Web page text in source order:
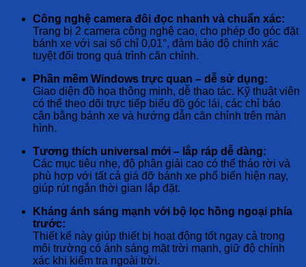
Công nghệ camera đôi đọc nhanh và chuẩn xác:
Trang bị 2 camera công nghệ cao, cho phép đo góc đặt
bánh xe với sai số chỉ 0,01°, đảm bảo độ chính xác
tuyệt đối trong quá trình căn chỉnh.
Phần mềm Windows trực quan – dễ sử dụng:
Giao diện đồ họa thông minh, dễ thao tác. Kỹ thuật viên
có thể theo dõi trực tiếp biểu đồ góc lái, các chỉ báo
cân bằng bánh xe và hướng dẫn căn chỉnh trên màn
hình.
Tương thích universal mới – lắp ráp dễ dàng:
Các mục tiêu nhẹ, độ phân giải cao có thể tháo rời và
phù hợp với tất cả giá đỡ bánh xe phổ biến hiện nay,
giúp rút ngắn thời gian lắp đặt.
Kháng ánh sáng mạnh với bộ lọc hồng ngoại phía
trước:
Thiết kế này giúp thiết bị hoạt động tốt ngay cả trong
môi trường có ánh sáng mặt trời mạnh, giữ độ chính
xác khi kiểm tra ngoài trời.